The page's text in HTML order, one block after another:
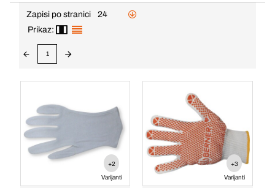
Zapisi po stranici
24
Prikaz:
1
+2
Varijanti
+3
Varijanti